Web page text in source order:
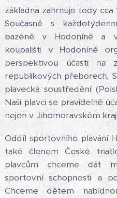
základna zahrnuje tedy cca
Současně s
bazéně v Hodoníně a
koupališti v Hodoníně
perspektivou účasti na
republikových přeborech,
plavecká soustředění
Naši plavci se pravidelně
nejen v Jihomoravském
Oddíl sportovního plavání
také členem České
plavcům chceme dát
sportovní schopnosti a
Chceme dětem